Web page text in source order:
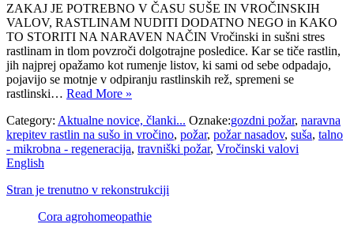
ZAKAJ JE POTREBNO V ČASU SUŠE IN VROČINSKIH
VALOV, RASTLINAM NUDITI DODATNO NEGO in KAKO
TO STORITI NA NARAVEN NAČIN Vročinski in sušni stres
rastlinam in tlom povzroči dolgotrajne posledice. Kar se tiče rastlin,
jih najprej opažamo kot rumenje listov, ki sami od sebe odpadajo,
pojavijo se motnje v odpiranju rastlinskih rež, spremeni se
rastlinski… Read More »
Category: Aktualne novice, članki... Oznake:gozdni požar, naravna
krepitev rastlin na sušo in vročino, požar, požar nasadov, suša, talno
- mikrobna - regeneracija, travniški požar, Vročinski valovi
English
Stran je trenutno v rekonstrukciji
Cora agrohomeopathie